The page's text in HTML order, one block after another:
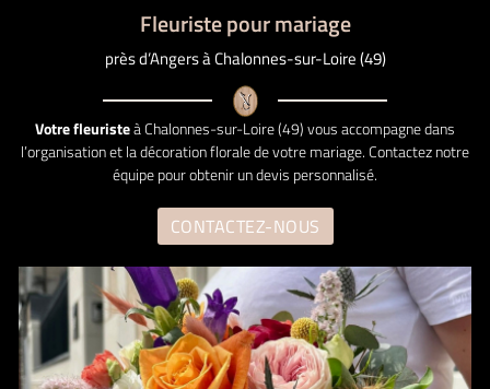
Prestations
Avis
Actualités
Contact
Inscription
Rejoignez-
Fleuriste pour mariage
près d’Angers à Chalonnes-sur-Loire (49)
Votre fleuristeà Chalonnes-sur-Loire (49) vous accompagne dans
l’organisation et la décoration florale de votre mariage. Contactez notre
équipe pour obtenir un devis personnalisé.
CONTACTEZ-NOUS